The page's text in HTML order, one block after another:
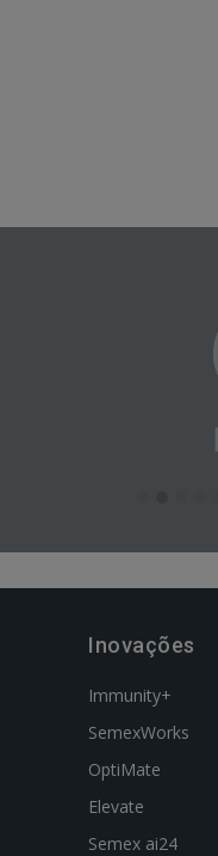
Inovações
Immunity+
SemexWorks
OptiMate
Elevate
Semex ai24